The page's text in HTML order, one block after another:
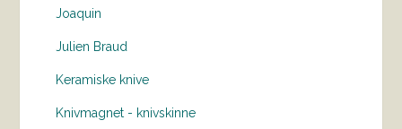
Joaquin
Julien Braud
Keramiske knive
Knivmagnet - knivskinne